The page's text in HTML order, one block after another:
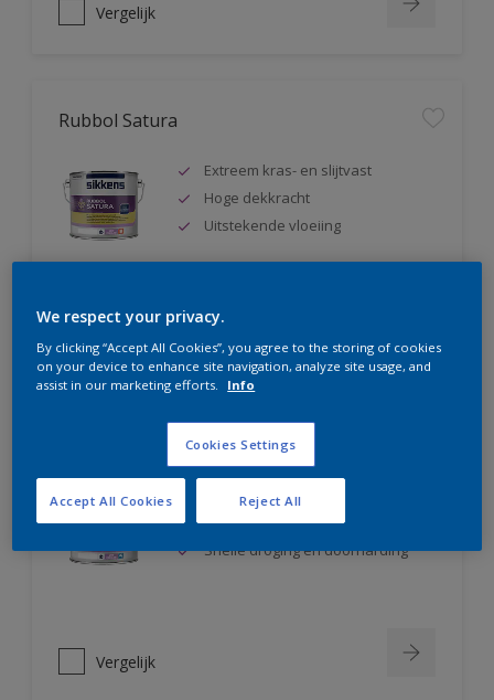
Vergelijk
Rubbol Satura
Extreem kras- en slijtvast
Hoge dekkracht
Uitstekende vloeiing
Rubbol BL Rezisto Satin
Extreem kras- en slijtvast
Huidvetresistente zijdeglanslak
Snelle droging en doorharding
Vergelijk
We respect your privacy.
By clicking “Accept All Cookies”, you agree to the storing of cookies
on your device to enhance site navigation, analyze site usage, and
assist in our marketing efforts.
Info
Cookies Settings
Reject All
Accept All Cookies